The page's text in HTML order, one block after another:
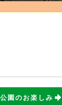
園のお楽しみ